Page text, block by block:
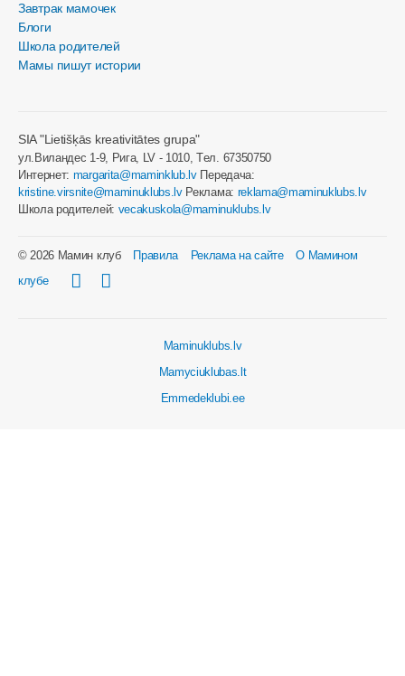
Завтрак мамочек
Блоги
Школа родителей
Мамы пишут истории
SIA "Lietišķās kreativitātes grupa"
ул.Виландес 1-9, Рига, LV - 1010, Tел. 67350750
Интернет: margarita@maminklub.lvПередача:
kristine.virsnite@maminuklubs.lvРеклама: reklama@maminuklubs.lv
Школа родителей: vecakuskola@maminuklubs.lv
© 2026 Мамин клуб Правила Реклама на сайте
О Мамином
клубе
Maminuklubs.lv
Mamyciuklubas.lt
Emmedeklubi.ee